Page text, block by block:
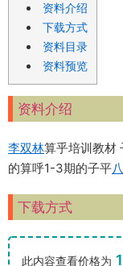
资料介绍
下载方式
资料目录
资料预览
资料介绍
李双林算乎培训教材
的算呼1-3期的子平
下载方式
此内容查看价格为